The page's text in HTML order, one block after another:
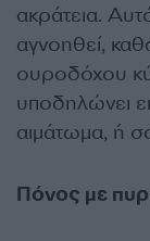
ακράτεια.
αγνοηθεί,
ουροδόχου
υποδηλώνει
αιμάτωμα, ή
Πόνος με